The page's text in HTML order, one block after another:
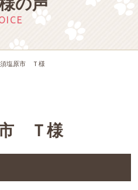
の声
須塩原市 Ｔ様
市 Ｔ様